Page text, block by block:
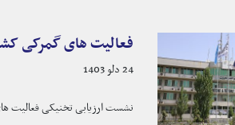
فعالیت های گمرکی کشور در ماه
24 دلو 1403
نشست ارزیابی تخنیکی فعالیت های گمرکی ماه جدی سال روان (۱۴۰۳) هـ.ش تحت ریاست الحاج